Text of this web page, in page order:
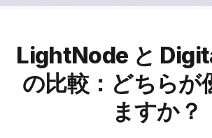
LightNode と
の比較：どちらが
ますか？